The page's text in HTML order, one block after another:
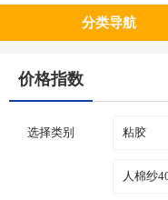
分类导航
价格指数
选择类别